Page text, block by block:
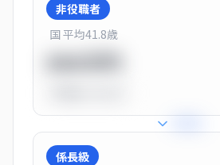
非役職者
国 平均41.8歳
係長級